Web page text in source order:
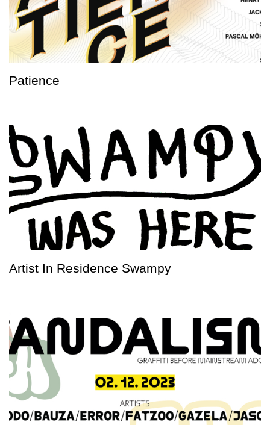
Patience
Artist In Residence Swampy